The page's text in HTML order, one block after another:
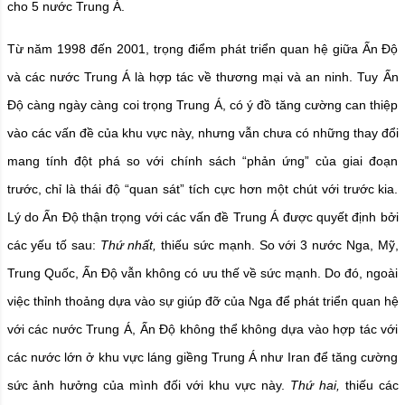
cho 5 nước Trung Á.
Từ năm 1998 đến 2001, trọng điểm phát triển quan hệ giữa Ấn Độ
và các nước Trung Á là hợp tác về thương mại và an ninh. Tuy Ấn
Độ càng ngày càng coi trọng Trung Á, có ý đồ tăng cường can thiệp
vào các vấn đề của khu vực này, nhưng vẫn chưa có những thay đổi
mang tính đột phá so với chính sách “phản ứng” của giai đoạn
trước, chỉ là thái độ “quan sát” tích cực hơn một chút với trước kia.
Lý do Ấn Độ thận trọng với các vấn đề Trung Á được quyết định bởi
các yếu tố sau: Thứ nhất, thiếu sức mạnh. So với 3 nước Nga, Mỹ,
Trung Quốc, Ấn Độ vẫn không có ưu thế về sức mạnh. Do đó, ngoài
việc thỉnh thoảng dựa vào sự giúp đỡ của Nga để phát triển quan hệ
với các nước Trung Á, Ấn Độ không thể không dựa vào hợp tác với
các nước lớn ở khu vực láng giềng Trung Á như Iran để tăng cường
sức ảnh hưởng của mình đối với khu vực này. Thứ hai, thiếu các